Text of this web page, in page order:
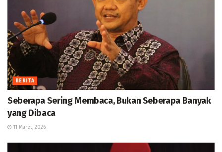
BERITA
Seberapa Sering Membaca, Bukan Seberapa Banyak
yang Dibaca
11 Maret, 2026